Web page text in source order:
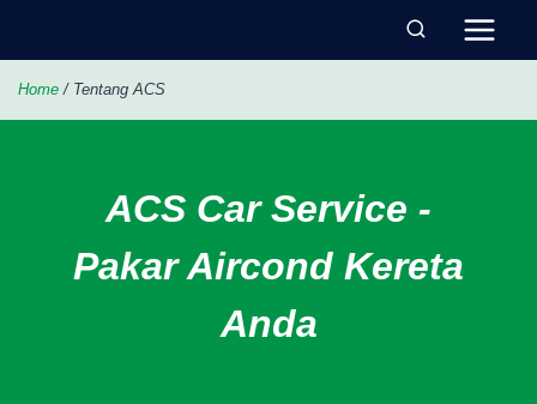
Home / Tentang ACS
ACS Car Service -
Pakar Aircond Kereta
Anda